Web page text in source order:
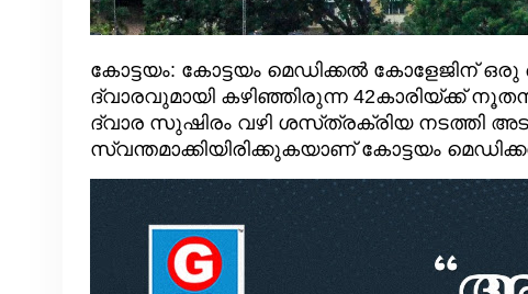
കോട്ടയം: കോട്ടയം മെഡിക്കൽ കോളേജിന്
ദ്വാരവുമായി കഴിഞ്ഞിരുന്ന 42കാരിയ്‌ക്ക്
ദ്വാര സുഷിരം വഴി ശസ്‌ത്രക്രിയ നടത്തി
സ്വന്തമാക്കിയിരിക്കുകയാണ് കോട്ടയം